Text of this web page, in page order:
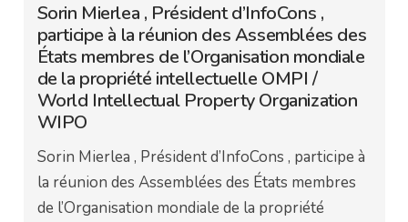
Sorin Mierlea , Président d’InfoCons ,
participe à la réunion des Assemblées des
États membres de l’Organisation mondiale
de la propriété intellectuelle OMPI /
World Intellectual Property Organization
WIPO
Sorin Mierlea , Président d’InfoCons , participe à
la réunion des Assemblées des États membres
de l’Organisation mondiale de la propriété